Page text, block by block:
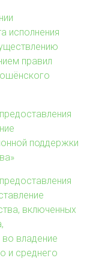
исполнения
правил
поддержки
включенных
во владение
и среднего